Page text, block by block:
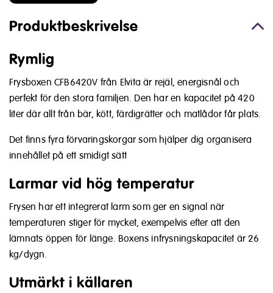
Produktbeskrivelse
Rymlig
Frysboxen CFB6420V från Elvita är rejäl, energisnål och
perfekt för den stora familjen. Den har en kapacitet på 420
liter där allt från bär, kött, färdigrätter och matlådor får plats.
Det finns fyra förvaringskorgar som hjälper dig organisera
innehållet på ett smidigt sätt
Larmar vid hög temperatur
Frysen har ett integrerat larm som ger en signal när
temperaturen stiger för mycket, exempelvis efter att den
lämnats öppen för länge. Boxens infrysningskapacitet är 26
kg/dygn.
Utmärkt i källaren